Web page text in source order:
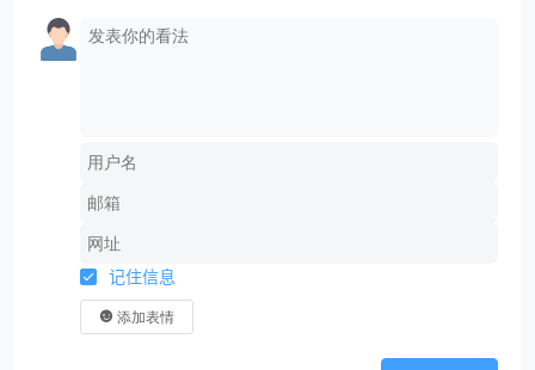
记住信息
添加表情